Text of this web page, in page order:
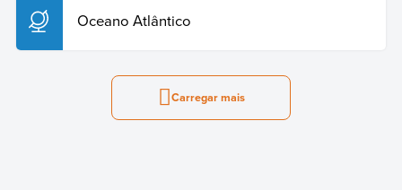
Oceano Atlântico
Carregar mais